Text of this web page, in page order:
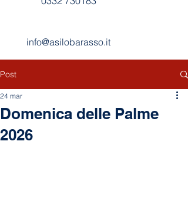
info@asilobarasso.it
Post
Domenica delle Palme
2026
24 mar